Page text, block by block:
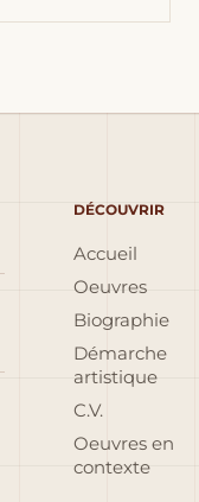
DÉCOUVRIR
Accueil
Oeuvres
Biographie
Démarche
artistique
C.V.
Oeuvres en
contexte